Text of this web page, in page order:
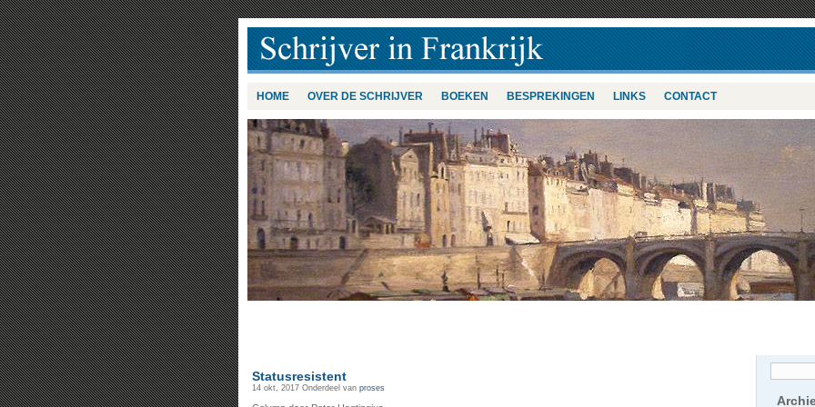
HOME OVER DE SCHRIJVER BOEKEN BESPREKINGEN LINKS CONTACT
Statusresistent
14 okt, 2017 Onderdeel van proses